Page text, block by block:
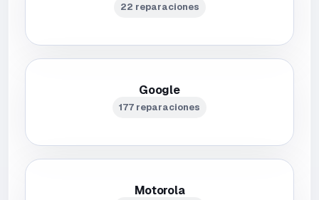
22 reparaciones
Google
177 reparaciones
Motorola